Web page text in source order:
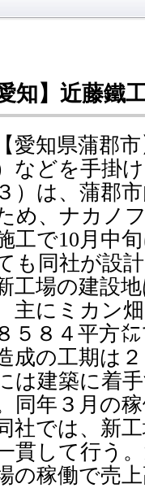
愛知】近藤
愛知県蒲郡市
などを手掛
）は、蒲郡
め、ナカノ
工で10月中
も同社が設
工場の建設地
主にミカン
５８４平方
成の工期は２
は建築に着
同年３月の
社では、新工
貫して行う
の稼働で売